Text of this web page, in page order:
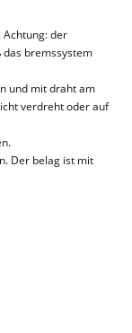
der
das bremssystem
und mit draht am
verdreht oder auf
Der belag ist mit